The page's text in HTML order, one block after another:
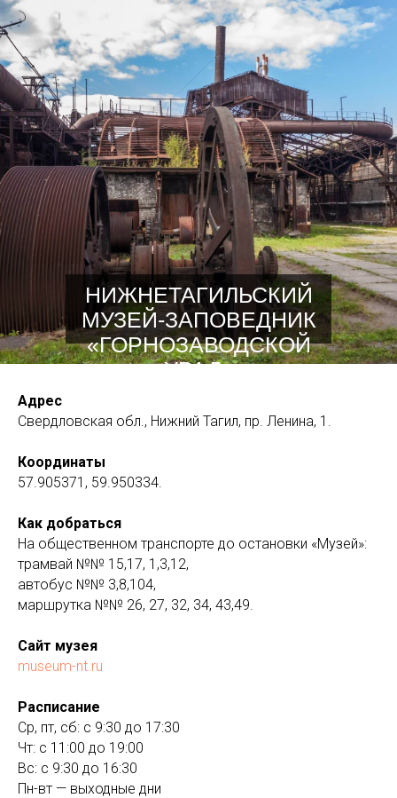
НИЖНЕТАГИЛЬСКИЙ
МУЗЕЙ-ЗАПОВЕДНИК
«ГОРНОЗАВОДСКОЙ
УРАЛ»
Адрес
Свердловская обл., Нижний Тагил, пр. Ленина, 1.
Координаты
57.905371, 59.950334.
Как добраться
На общественном транспорте до остановки «Музей»:
трамвай №№ 15,17, 1,3,12,
автобус №№ 3,8,104,
маршрутка №№ 26, 27, 32, 34, 43,49.
Сайт музея
museum-nt.ru
Расписание
Ср, пт, сб: с 9:30 до 17:30
Чт: с 11:00 до 19:00
Вс: с 9:30 до 16:30
Пн-вт — выходные дни